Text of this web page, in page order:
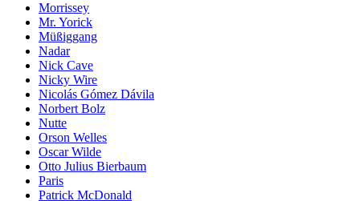
Morrissey
Mr. Yorick
Müßiggang
Nadar
Nick Cave
Nicky Wire
Nicolás Gómez Dávila
Norbert Bolz
Nutte
Orson Welles
Oscar Wilde
Otto Julius Bierbaum
Paris
Patrick McDonald